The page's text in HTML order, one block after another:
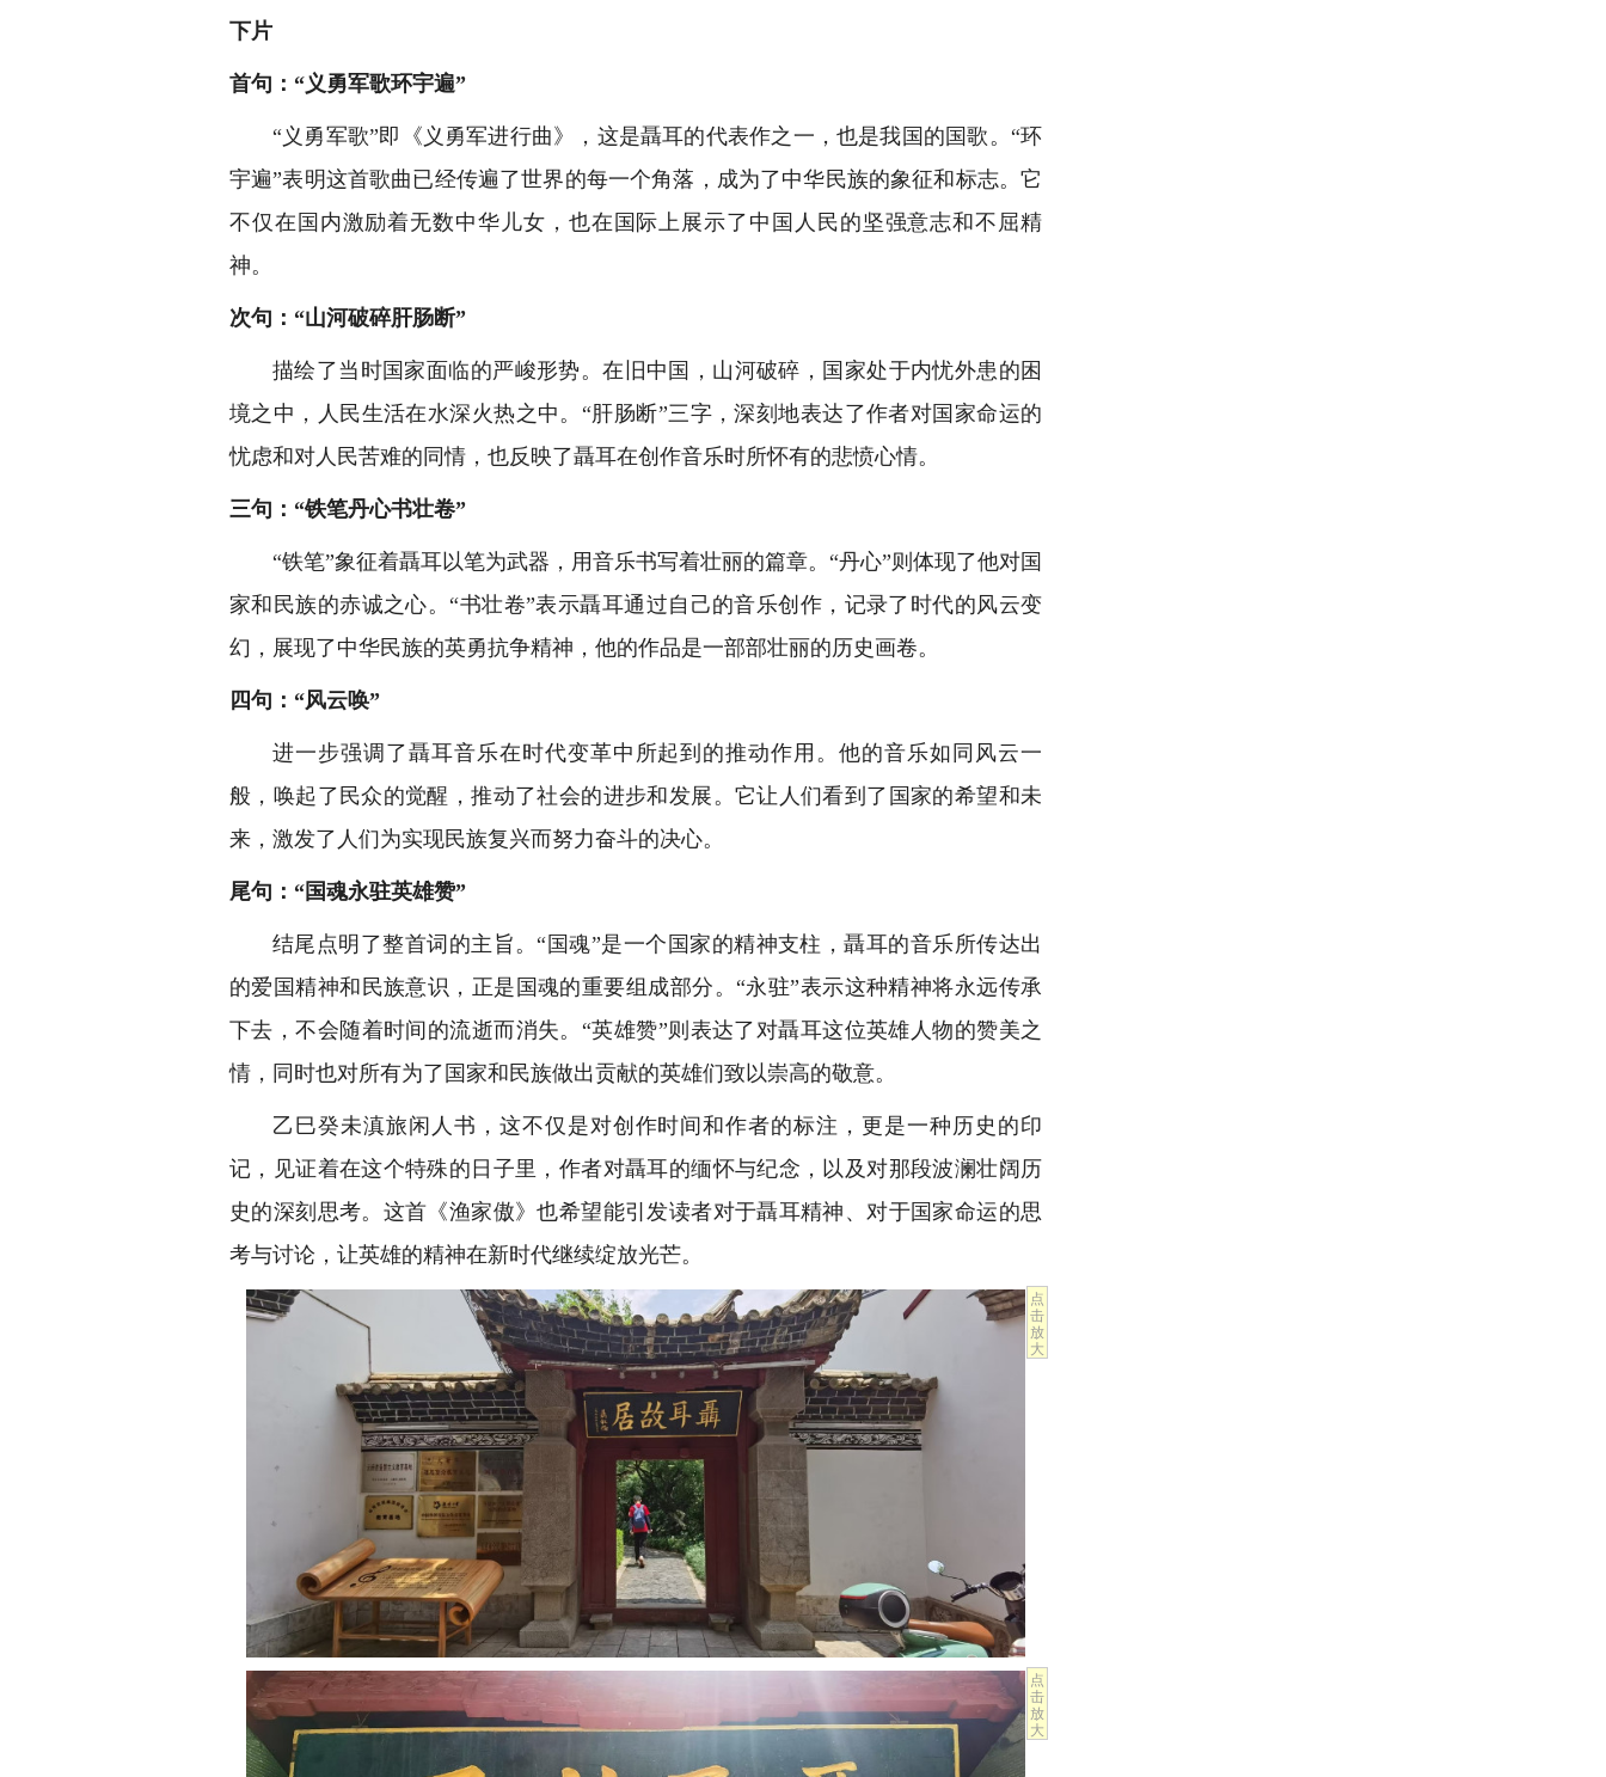
下片
首句：“义勇军歌环宇遍”
“义勇军歌”即《义勇军进行曲》，这是聶耳的代表作之一，也是我国的国歌。“环
宇遍”表明这首歌曲已经传遍了世界的每一个角落，成为了中华民族的象征和标志。它
不仅在国内激励着无数中华儿女，也在国际上展示了中国人民的坚强意志和不屈精
神。
次句：“山河破碎肝肠断”
描绘了当时国家面临的严峻形势。在旧中国，山河破碎，国家处于内忧外患的困
境之中，人民生活在水深火热之中。“肝肠断”三字，深刻地表达了作者对国家命运的
忧虑和对人民苦难的同情，也反映了聶耳在创作音乐时所怀有的悲愤心情。
三句：“铁笔丹心书壮卷”
“铁笔”象征着聶耳以笔为武器，用音乐书写着壮丽的篇章。“丹心”则体现了他对国
家和民族的赤诚之心。“书壮卷”表示聶耳通过自己的音乐创作，记录了时代的风云变
幻，展现了中华民族的英勇抗争精神，他的作品是一部部壮丽的历史画卷。
四句：“风云唤”
进一步强调了聶耳音乐在时代变革中所起到的推动作用。他的音乐如同风云一
般，唤起了民众的觉醒，推动了社会的进步和发展。它让人们看到了国家的希望和未
来，激发了人们为实现民族复兴而努力奋斗的决心。
尾句：“国魂永驻英雄赞”
结尾点明了整首词的主旨。“国魂”是一个国家的精神支柱，聶耳的音乐所传达出
的爱国精神和民族意识，正是国魂的重要组成部分。“永驻”表示这种精神将永远传承
下去，不会随着时间的流逝而消失。“英雄赞”则表达了对聶耳这位英雄人物的赞美之
情，同时也对所有为了国家和民族做出贡献的英雄们致以崇高的敬意。
乙巳癸未滇旅闲人书，这不仅是对创作时间和作者的标注，更是一种历史的印
记，见证着在这个特殊的日子里，作者对聶耳的缅怀与纪念，以及对那段波澜壮阔历
史的深刻思考。这首《渔家傲》也希望能引发读者对于聶耳精神、对于国家命运的思
考与讨论，让英雄的精神在新时代继续绽放光芒。
点
击
放
大
点
击
放
大